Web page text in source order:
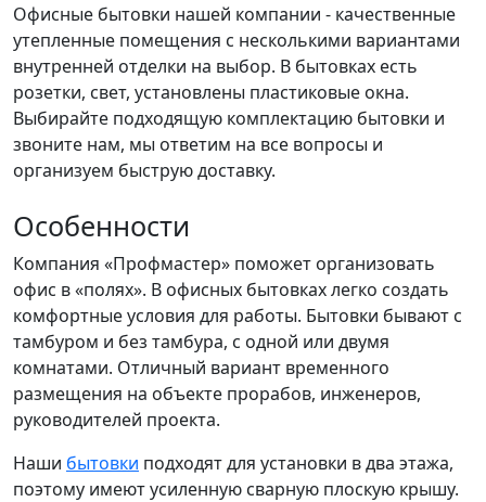
Офисные бытовки нашей компании - качественные
утепленные помещения с несколькими вариантами
внутренней отделки на выбор. В бытовках есть
розетки, свет, установлены пластиковые окна.
Выбирайте подходящую комплектацию бытовки и
звоните нам, мы ответим на все вопросы и
организуем быструю доставку.
Особенности
Компания «Профмастер» поможет организовать
офис в «полях». В офисных бытовках легко создать
комфортные условия для работы. Бытовки бывают с
тамбуром и без тамбура, с одной или двумя
комнатами. Отличный вариант временного
размещения на объекте прорабов, инженеров,
руководителей проекта.
Наши бытовки подходят для установки в два этажа,
поэтому имеют усиленную сварную плоскую крышу.